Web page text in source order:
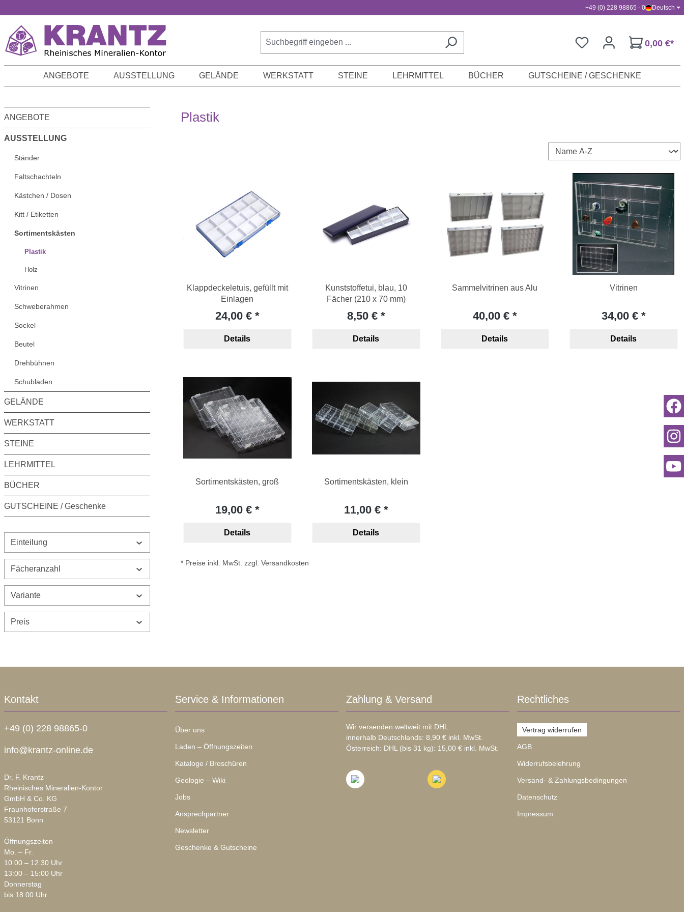
+49 (0) 228 98865 - 0 Deutsch
0,00 €*
ANGEBOTE AUSSTELLUNG GELÄNDE WERKSTATT STEINE LEHRMITTEL BÜCHER GUTSCHEINE / GESCHENKE
ANGEBOTE
AUSSTELLUNG
Ständer
Faltschachteln
Kästchen / Dosen
Kitt / Etiketten
Sortimentskästen
Plastik
Holz
Vitrinen
Schweberahmen
Sockel
Beutel
Drehbühnen
Schubladen
GELÄNDE
WERKSTATT
STEINE
LEHRMITTEL
BÜCHER
GUTSCHEINE / Geschenke
Einteilung
Fächeranzahl
Variante
Preis
Plastik
Klappdeckeletuis, gefüllt mit
Einlagen
24,00 €
Details
Kunststoffetui, blau, 10
Fächer (210 x 70 mm)
8,50 €
Details
Sammelvitrinen aus Alu
40,00 €
Details
Vitrinen
34,00 €
Details
Sortimentskästen, groß
19,00 €
Details
Sortimentskästen, klein
11,00 €
Details
* Preise inkl. MwSt. zzgl. Versandkosten
Kontakt
+49 (0) 228 98865-0
info@krantz-online.de
Dr. F. Krantz
Rheinisches Mineralien-Kontor
GmbH & Co. KG
Fraunhoferstraße 7
53121 Bonn
Öffnungszeiten
Mo. – Fr.
10:00 – 12:30 Uhr
13:00 – 15:00 Uhr
Donnerstag
bis 18:00 Uhr
Service & Informationen
Über uns
Laden – Öffnungszeiten
Kataloge / Broschüren
Geologie – Wiki
Jobs
Ansprechpartner
Newsletter
Geschenke & Gutscheine
Zahlung & Versand
Wir versenden weltweit mit DHL
innerhalb Deutschlands: 8,90 € inkl. MwSt.
Österreich: DHL (bis 31 kg): 15,00 € inkl. MwSt.
Rechtliches
Vertrag widerrufen
AGB
Widerrufsbelehrung
Versand- & Zahlungsbedingungen
Datenschutz
Impressum